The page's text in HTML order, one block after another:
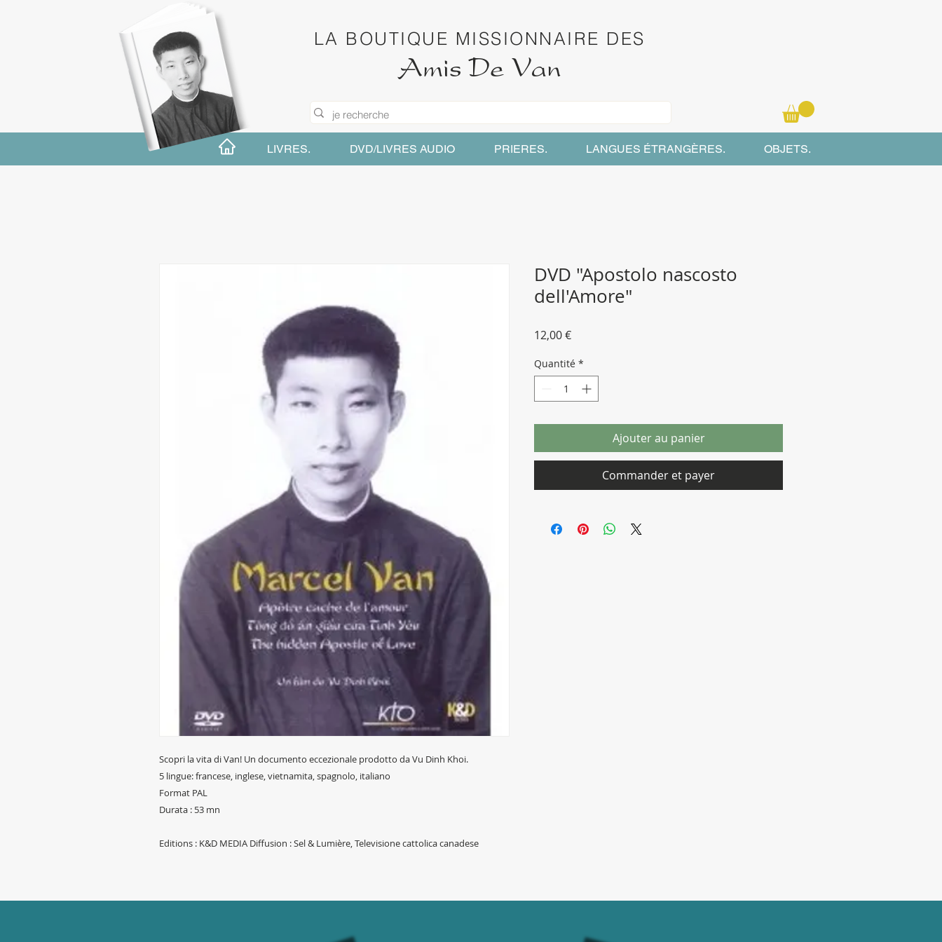
LIVRES. DVD/LIVRES AUDIO PRIERES. LANGUES ÉTRANGÈRES. OBJETS.
LA BOUTIQUE MISSIONNAIRE DES
Amis De Van
Scopri la vita di Van! Un documento eccezionale prodotto da Vu Dinh Khoi.
5 lingue: francese, inglese, vietnamita, spagnolo, italiano
Format PAL
Durata : 53 mn
Editions : K&D MEDIA Diffusion : Sel & Lumière, Televisione cattolica canadese
DVD "Apostolo nascosto
dell'Amore"
12,00 €Prix
Quantité *
Ajouter au panier
Commander et payer